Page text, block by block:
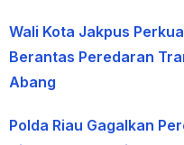
Wali Kota Jakpus
Berantas Peredaran
Abang
Polda Riau Gagalkan